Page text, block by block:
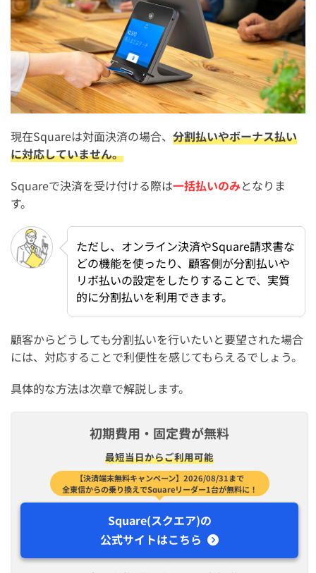
Square(スクエア)での分割払い・ボーナス払いに関する
よくある質問
Squareの決済方法と支払回数の一覧は？
Squareで身に覚えがない請求があったときの対処法は？
エアペイ・エアレジ・Stripe・スマレジ・ストアーズは分
割払いに対応している？
まとめ：Square(スクエア)は分割払い・ボーナス払いに
現在Squareは対面決済の場合、 分割払いやボーナス払い
に対応していません。
Squareで決済を受け付ける際は一括払いのみとなりま
す。
ただし、オンライン決済やSquare請求書な
どの機能を使ったり、顧客側が分割払いや
リボ払いの設定をしたりすることで、実質
的に分割払いを利用できます。
顧客からどうしても分割払いを行いたいと要望された場合
には、対応することで利便性を感じてもらえるでしょう。
具体的な方法は次章で解説します。
初期費用・固定費が無料
最短​当日から​ご利用可能
【決済端末無料キャンペーン】2026/08/31まで
全東信からの乗り換えでSquareリーダー1台が無料に！
Square(スクエア)の
公式サイトはこちら